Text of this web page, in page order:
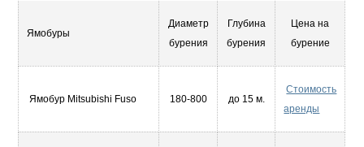
Ямобуры
Диаметр
бурения
Глубина
бурения
Цена на
бурение
Ямобур Mitsubishi Fuso 180-800 до 15 м.
Стоимость
аренды